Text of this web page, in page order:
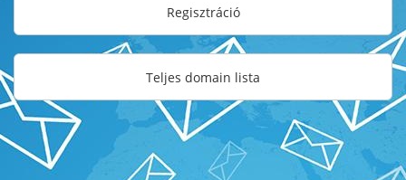
Regisztráció
Teljes domain lista